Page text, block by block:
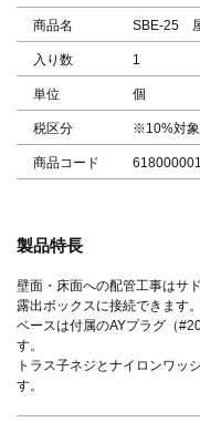
商品名 SBE-25
入り数 1
単位 個
税区分 ※10%対象
商品コード
製品特長
壁面・床面への配管工事はサ
露出ボックスに接続できます。
ベースは付属のAYプラグ（
す。
トラス子ネジとナイロンワッ
す。